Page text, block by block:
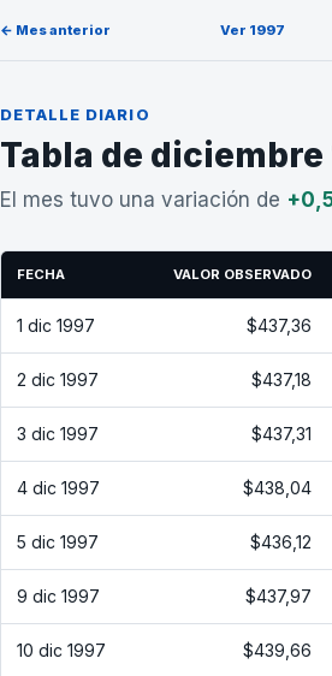
← Mes anterior Ver 1997
DETALLE DIARIO
Tabla de diciembre
El mes tuvo una variación de
FECHA VALOR OBSERVADO
1 dic 1997 $437,36
2 dic 1997 $437,18
3 dic 1997 $437,31
4 dic 1997 $438,04
5 dic 1997 $436,12
9 dic 1997 $437,97
10 dic 1997 $439,66